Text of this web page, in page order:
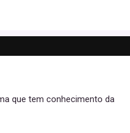
que tem conhecimento da